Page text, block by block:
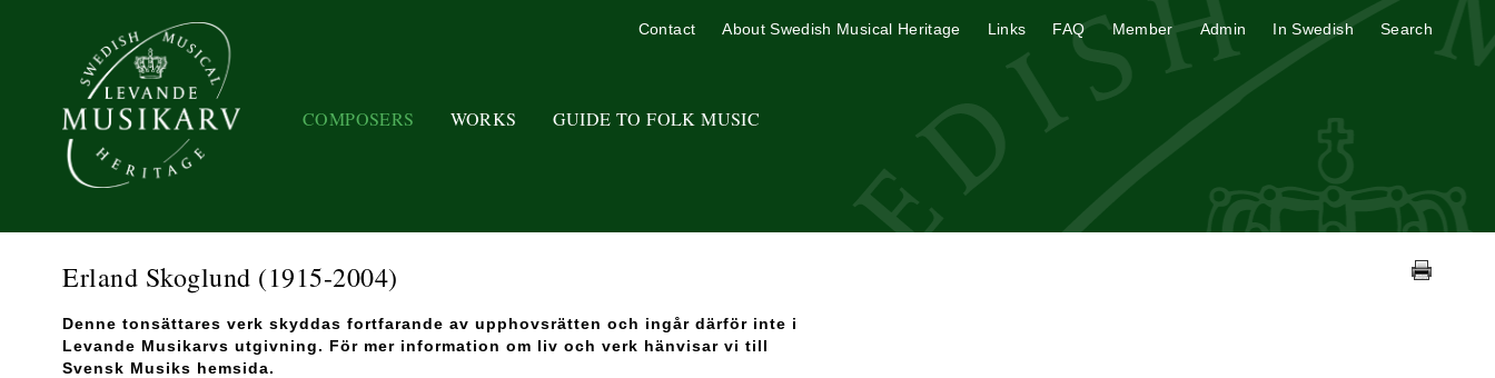
COMPOSERS WORKS GUIDE TO FOLK MUSIC
Contact About Swedish Musical Heritage Links FAQ Member Admin In Swedish Search
Erland Skoglund (1915-2004)
Denne tonsättares verk skyddas fortfarande av upphovsrätten och ingår därför inte i
Levande Musikarvs utgivning. För mer information om liv och verk hänvisar vi till
Svensk Musiks hemsida.